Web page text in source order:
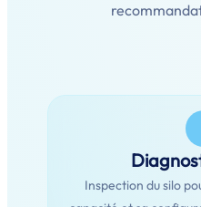
Inspection du silo